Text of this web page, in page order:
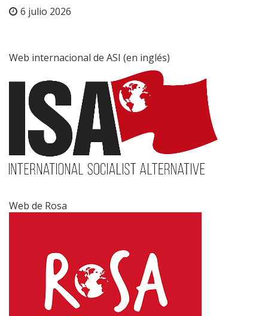
6 julio 2026
Web internacional de ASI (en inglés)
Web de Rosa